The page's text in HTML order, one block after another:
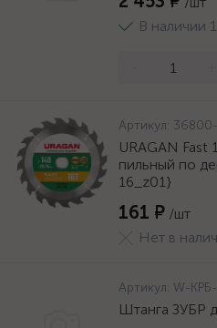
В наличии 1
Артикул:
URAGAN
пильный по
16_z01}
161 ₽ /шт
Нет в
Артикул: W-
Штанга ЗУБР